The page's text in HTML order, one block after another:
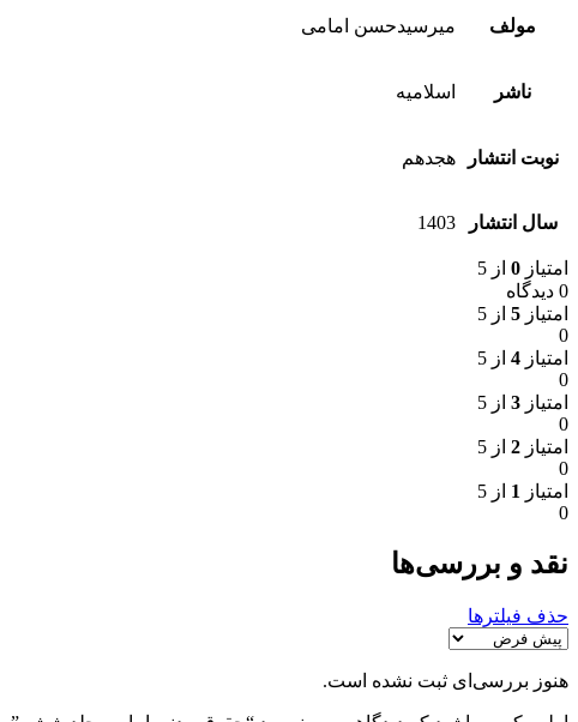
مولف میرسیدحسن امامی
ناشر اسلامیه
نوبت انتشار هجدهم
سال انتشار 1403
امتیاز 0 از 5
0 دیدگاه
امتیاز 5 از 5
0
امتیاز 4 از 5
0
امتیاز 3 از 5
0
امتیاز 2 از 5
0
امتیاز 1 از 5
0
نقد و بررسی‌ها
حذف فیلترها
هنوز بررسی‌ای ثبت نشده است.